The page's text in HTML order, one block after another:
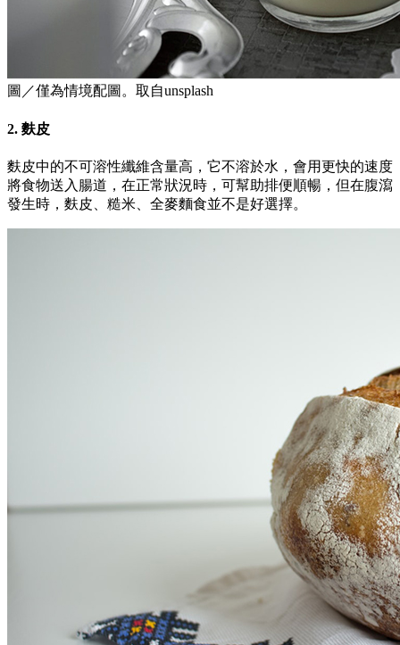
圖／僅為情境配圖。取自unsplash
2. 麩皮
麩皮中的不可溶性纖維含量高，它不溶於水，會用更快的速度
將食物送入腸道，在正常狀況時，可幫助排便順暢，但在腹瀉
發生時，麩皮、糙米、全麥麵食並不是好選擇。